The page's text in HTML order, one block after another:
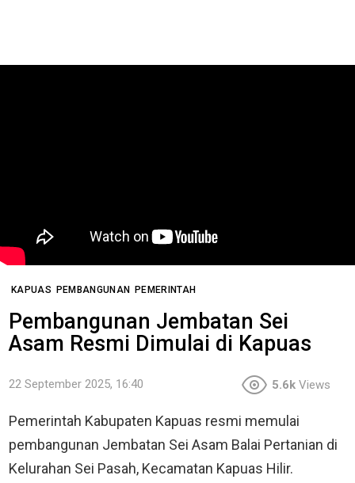
KAPUAS PEMBANGUNAN PEMERINTAH
Pembangunan Jembatan Sei
Asam Resmi Dimulai di Kapuas
22 September 2025, 16:40 5.6k Views
Pemerintah Kabupaten Kapuas resmi memulai
pembangunan Jembatan Sei Asam Balai Pertanian di
Kelurahan Sei Pasah, Kecamatan Kapuas Hilir.